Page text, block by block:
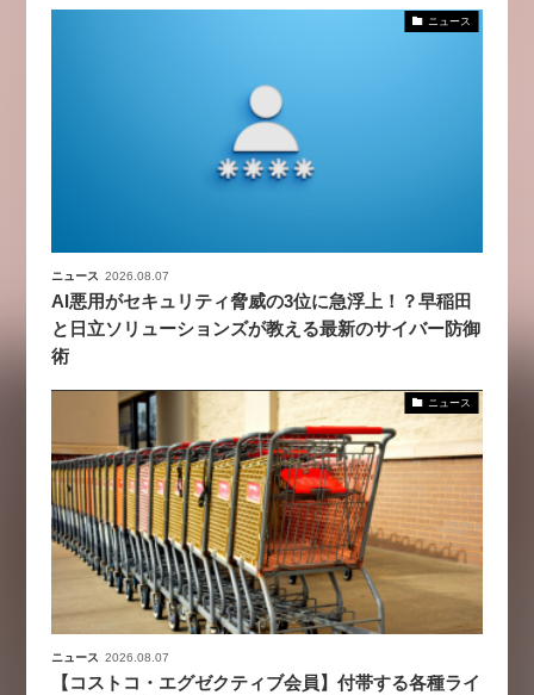
ニュース
ニュース 2026.08.07
AI悪用がセキュリティ脅威の3位に急浮上！？早稲田
と日立ソリューションズが教える最新のサイバー防御
術
ニュース
ニュース 2026.08.07
【コストコ・エグゼクティブ会員】付帯する各種ライ